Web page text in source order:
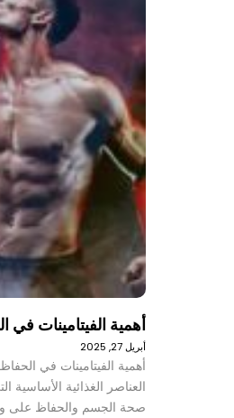
أهمية الفيتامينات
أبريل 27, 2025
أهمية الفيتامينات في
العناصر الغذائية
صحة الجسم والحفاظ على